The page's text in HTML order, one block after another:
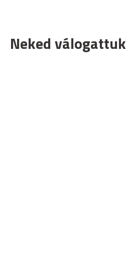
Neked válogattuk